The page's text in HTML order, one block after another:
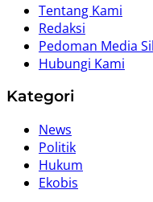
Tentang Kami
Redaksi
Pedoman Media
Hubungi Kami
Kategori
News
Politik
Hukum
Ekobis